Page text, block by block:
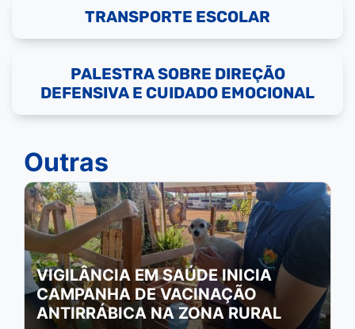
TRANSPORTE ESCOLAR
PALESTRA SOBRE DIREÇÃO
DEFENSIVA E CUIDADO EMOCIONAL
Outras
VIGILÂNCIA EM SAÚDE INICIA
CAMPANHA DE VACINAÇÃO
ANTIRRÁBICA NA ZONA RURAL